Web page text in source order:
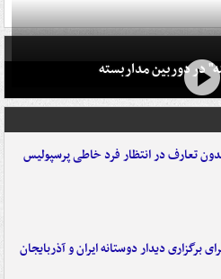
تعارف در انتظار فرد خاطی پرسپولیس
برگزاری دیدار دوستانه ایران و آذربایجان